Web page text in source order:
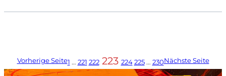
Vorherige Seite1 … 221 222 223 224 225 … 230Nächste Seite